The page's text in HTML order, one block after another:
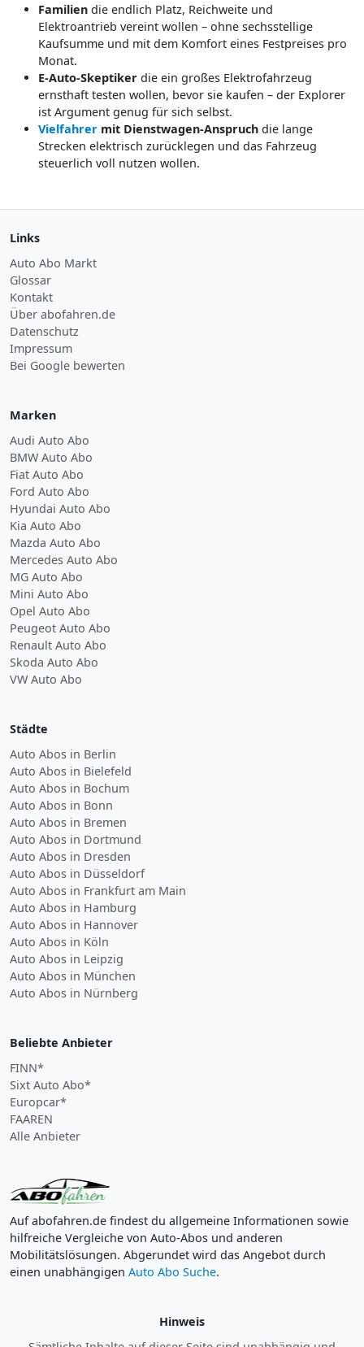
Familien die endlich Platz, Reichweite und
Elektroantrieb vereint wollen – ohne sechsstellige
Kaufsumme und mit dem Komfort eines Festpreises pro
Monat.
E-Auto-Skeptiker die ein großes Elektrofahrzeug
ernsthaft testen wollen, bevor sie kaufen – der Explorer
ist Argument genug für sich selbst.
Vielfahrer mit Dienstwagen-Anspruch die lange
Strecken elektrisch zurücklegen und das Fahrzeug
steuerlich voll nutzen wollen.
Links
Auto Abo Markt
Glossar
Kontakt
Über abofahren.de
Datenschutz
Impressum
Bei Google bewerten
Marken
Audi Auto Abo
BMW Auto Abo
Fiat Auto Abo
Ford Auto Abo
Hyundai Auto Abo
Kia Auto Abo
Mazda Auto Abo
Mercedes Auto Abo
MG Auto Abo
Mini Auto Abo
Opel Auto Abo
Peugeot Auto Abo
Renault Auto Abo
Skoda Auto Abo
VW Auto Abo
Städte
Auto Abos in Berlin
Auto Abos in Bielefeld
Auto Abos in Bochum
Auto Abos in Bonn
Auto Abos in Bremen
Auto Abos in Dortmund
Auto Abos in Dresden
Auto Abos in Düsseldorf
Auto Abos in Frankfurt am Main
Auto Abos in Hamburg
Auto Abos in Hannover
Auto Abos in Köln
Auto Abos in Leipzig
Auto Abos in München
Auto Abos in Nürnberg
Beliebte Anbieter
FINN*
Sixt Auto Abo*
Europcar*
FAAREN
Alle Anbieter
Auf abofahren.de findest du allgemeine Informationen sowie
hilfreiche Vergleiche von Auto-Abos und anderen
Mobilitätslösungen. Abgerundet wird das Angebot durch
einen unabhängigen Auto Abo Suche.
Hinweis